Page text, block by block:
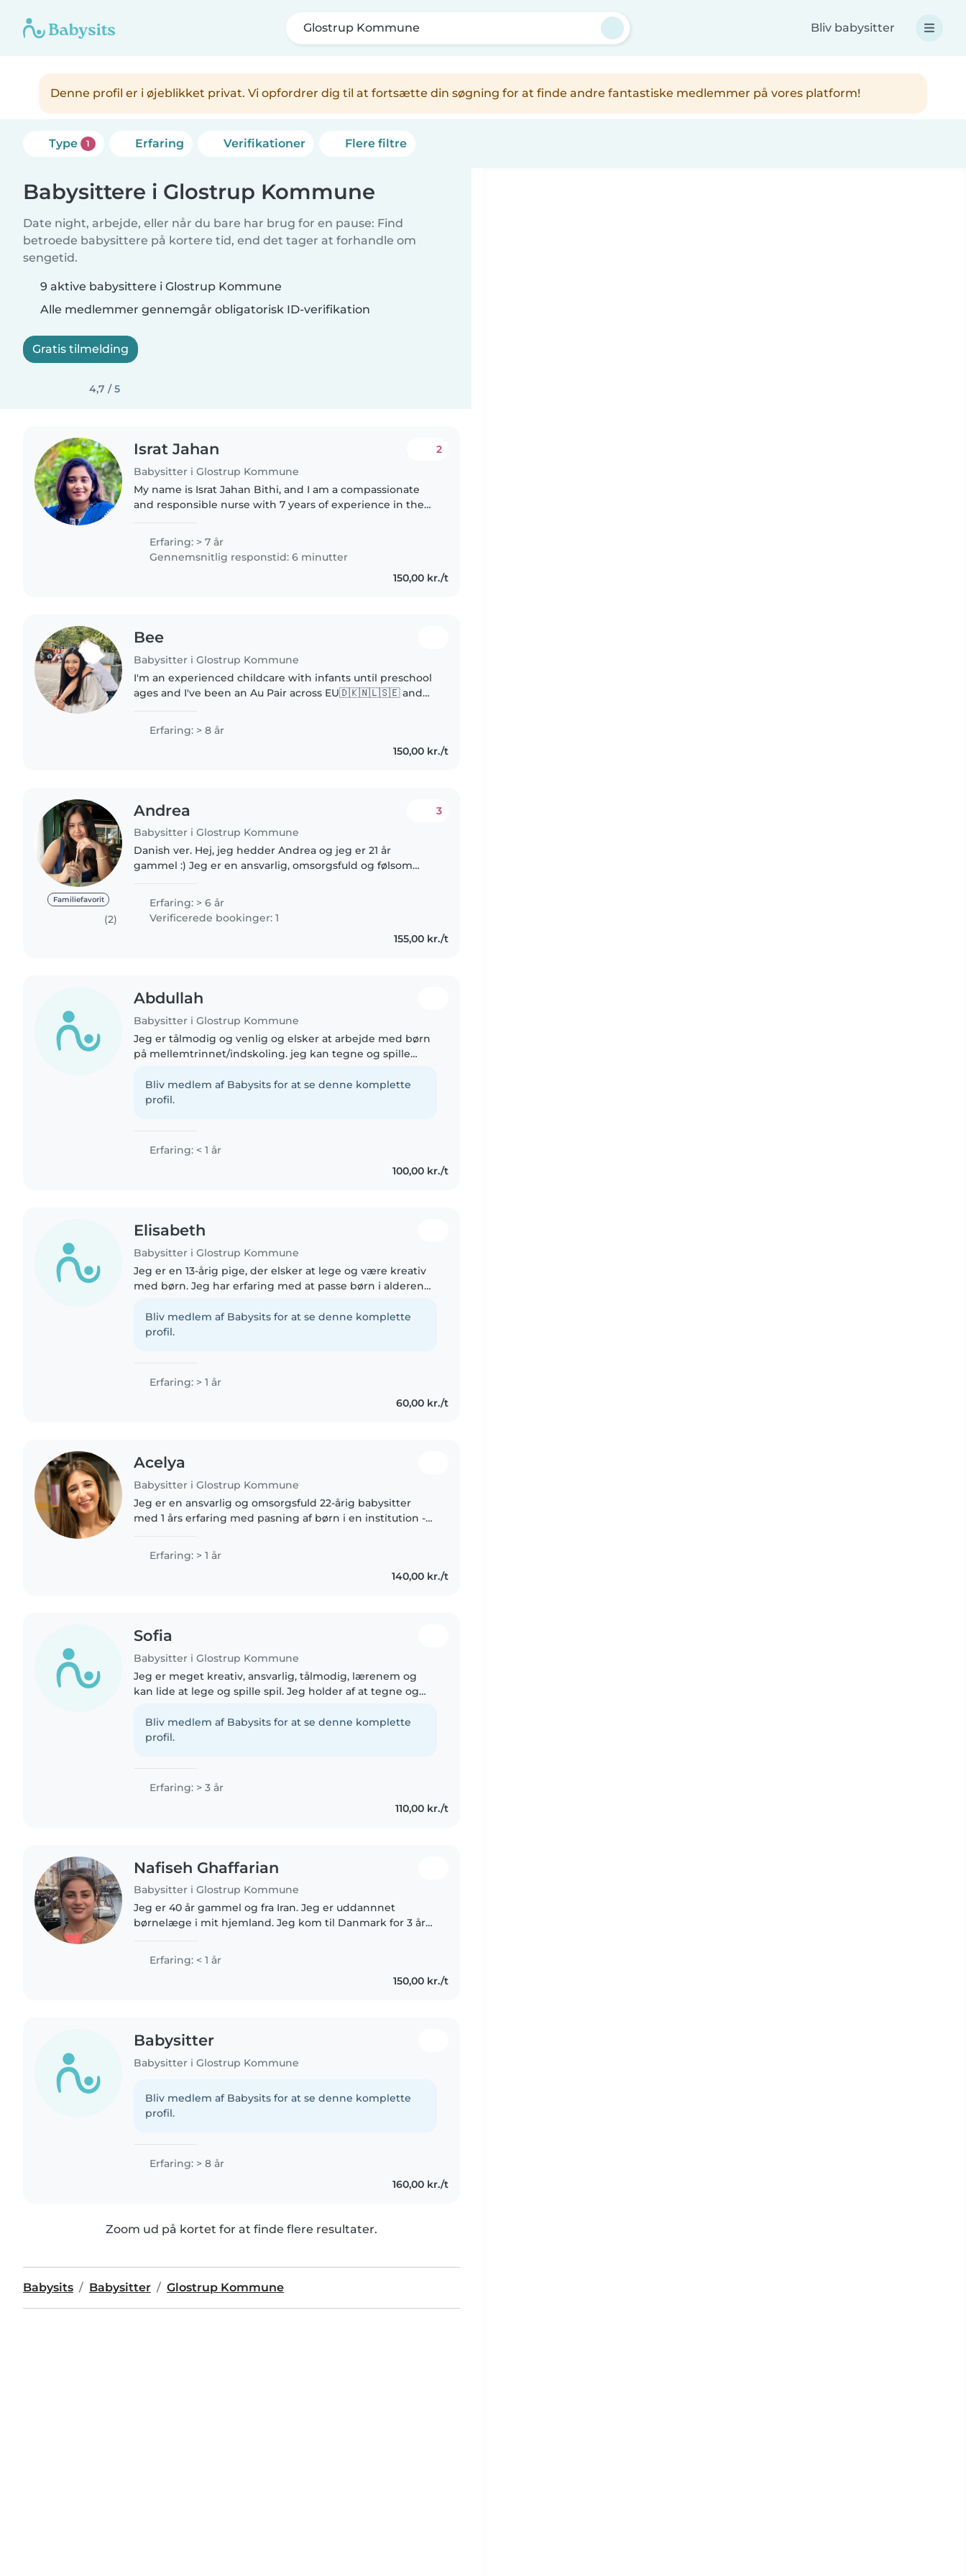
Glostrup Kommune Bliv babysitter
Denne profil er i øjeblikket privat. Vi opfordrer dig til at fortsætte din søgning for at finde andre fantastiske medlemmer på vores platform!
Type 1 Erfaring Verifikationer Flere filtre
Babysittere i Glostrup Kommune
Date night, arbejde, eller når du bare har brug for en pause: Find
betroede babysittere på kortere tid, end det tager at forhandle om
sengetid.
9 aktive babysittere i Glostrup Kommune
Alle medlemmer gennemgår obligatorisk ID-verifikation
Gratis tilmelding
4,7 / 5
Israt Jahan
Babysitter i Glostrup Kommune
2
My name is Israt Jahan Bithi, and I am a compassionate
and responsible nurse with 7 years of experience in the
(MSF). I am currently..
Erfaring: > 7 år
Gennemsnitlig responstid: 6 minutter
150,00 kr./t
Bee
Babysitter i Glostrup Kommune
I'm an experienced childcare with infants until preschool
ages and I've been an Au Pair across EU🇩🇰🇳🇱🇸🇪 and
(Short Term) • AuPair..
Erfaring: > 8 år
150,00 kr./t
Familiefavorit
(2)
Andrea
Babysitter i Glostrup Kommune
3
Danish ver. Hej, jeg hedder Andrea og jeg er 21 år
gammel :) Jeg er en ansvarlig, omsorgsfuld og følsom
meget med at passe..
Erfaring: > 6 år
Verificerede bookinger: 1
155,00 kr./t
Abdullah
Babysitter i Glostrup Kommune
Jeg er tålmodig og venlig og elsker at arbejde med børn
på mellemtrinnet/indskoling. jeg kan tegne og spille
Bliv medlem af Babysits for at se denne komplette
profil.
Erfaring: < 1 år
100,00 kr./t
Elisabeth
Babysitter i Glostrup Kommune
Jeg er en 13-årig pige, der elsker at lege og være kreativ
med børn. Jeg har erfaring med at passe børn i alderen
og spil...
Bliv medlem af Babysits for at se denne komplette
profil.
Erfaring: > 1 år
60,00 kr./t
Acelya
Babysitter i Glostrup Kommune
Jeg er en ansvarlig og omsorgsfuld 22-årig babysitter
med 1 års erfaring med pasning af børn i en institution -
erfaren med børn..
Erfaring: > 1 år
140,00 kr./t
Sofia
Babysitter i Glostrup Kommune
Jeg er meget kreativ, ansvarlig, tålmodig, lærenem og
kan lide at lege og spille spil. Jeg holder af at tegne og
tålmodighed..
Bliv medlem af Babysits for at se denne komplette
profil.
Erfaring: > 3 år
110,00 kr./t
Nafiseh Ghaffarian
Babysitter i Glostrup Kommune
Jeg er 40 år gammel og fra Iran. Jeg er uddannnet
børnelæge i mit hjemland. Jeg kom til Danmark for 3 år
danskkunstskaber for at blive børnelæge..
Erfaring: < 1 år
150,00 kr./t
Babysitter
Babysitter i Glostrup Kommune
Bliv medlem af Babysits for at se denne komplette
profil.
Erfaring: > 8 år
160,00 kr./t
Zoom ud på kortet for at finde flere resultater.
Babysits Babysitter Glostrup Kommune